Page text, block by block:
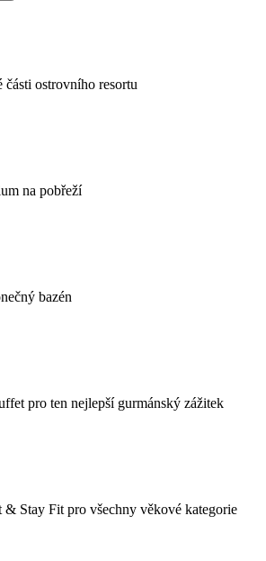
ostrovního resortu
na pobřeží
bazén
pro ten nejlepší gurmánský zážitek
& Stay Fit pro všechny věkové kategorie